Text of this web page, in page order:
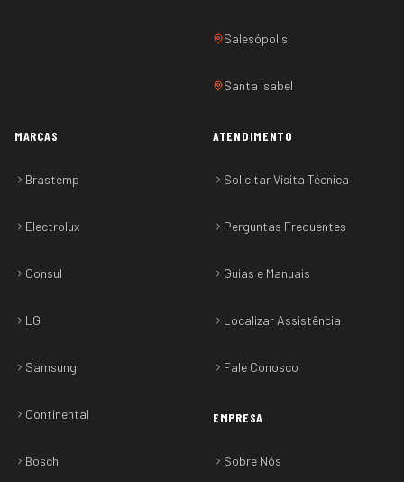
Salesópolis
Santa Isabel
MARCAS
Brastemp
Electrolux
Consul
LG
Samsung
Continental
Bosch
ATENDIMENTO
Solicitar Visita Técnica
Perguntas Frequentes
Guias e Manuais
Localizar Assistência
Fale Conosco
EMPRESA
Sobre Nós